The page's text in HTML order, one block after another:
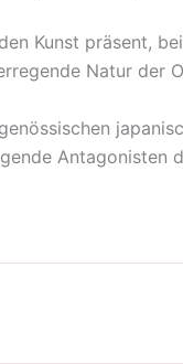
Kunst präsent,
Natur der
Antagonisten